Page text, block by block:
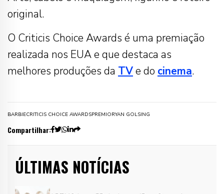
original.
O Criticis Choice Awards é uma premiação
realizada nos EUA e que destaca as
melhores produções da TVe do cinema.
BARBIECRITICIS CHOICE AWARDSPREMIORYAN GOLSING
Compartilhar:
ÚLTIMAS NOTÍCIAS